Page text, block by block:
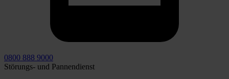
0800 888 9000
Störungs- und Pannendienst